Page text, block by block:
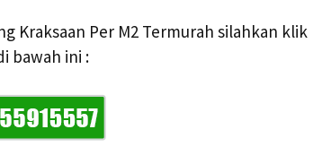
Kraksaan Per M2 Termurah silahkan klik
bawah ini :